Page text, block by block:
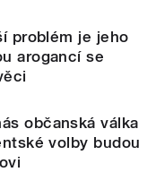
problém je jeho
arogancí se
občanská válka
volby budou